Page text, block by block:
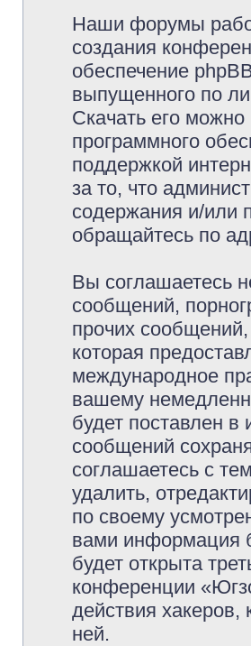
Наши форумы
создания
обеспечение
выпущенного по
Скачать его можно
программного
поддержкой
за то, что
содержания и/или
обращайтесь по
Вы соглашаетесь
сообщений,
прочих
которая
международное
вашему
будет поставлен
сообщений
соглашаетесь с
удалить,
по своему
вами информация
будет открыта
конференции
действия хакеров,
ней.